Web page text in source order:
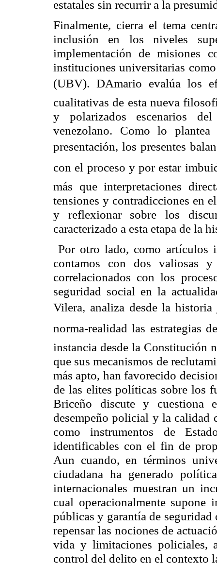
estatales sin recurrir a la
Finalmente, cierra el tema
inclusión en los niveles
implementación de misiones
instituciones universitarias
(UBV). DAmario evalúa los
cualitativas de esta nueva
y polarizados escenarios
venezolano. Como lo
presentación, los presentes
con el proceso y por estar
más que interpretaciones
tensiones y contradicciones en
y reflexionar sobre los
caracterizado a esta etapa de la
Por otro lado, como artículos
contamos con dos valiosas y
correlacionados con los
seguridad social en la
Vilera, analiza desde la
norma-realidad las estrategias
instancia desde la Constitución
que sus mecanismos de
más apto, han favorecido
de las elites políticas sobre los
Briceño discute y cuestiona
desempeño policial y la calidad
como instrumentos de
identificables con el fin de
Aun cuando, en términos
ciudadana ha generado
internacionales muestran un
cual operacionalmente supone
públicas y garantía de seguridad
repensar las nociones de
vida y limitaciones policiales,
control del delito en el contexto